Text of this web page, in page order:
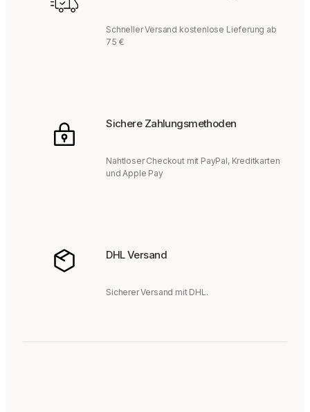
Schneller Versand kostenlose Lieferung ab
75 €
Sichere Zahlungsmethoden
Nahtloser Checkout mit PayPal, Kreditkarten
und Apple Pay
DHL Versand
Sicherer Versand mit DHL.